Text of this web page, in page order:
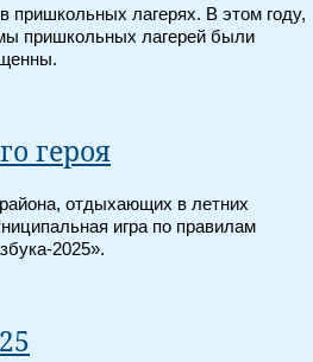
пришкольных лагерях. В этом году,
пришкольных лагерей были
героя
отдыхающих в летних
игра по правилам
2025».